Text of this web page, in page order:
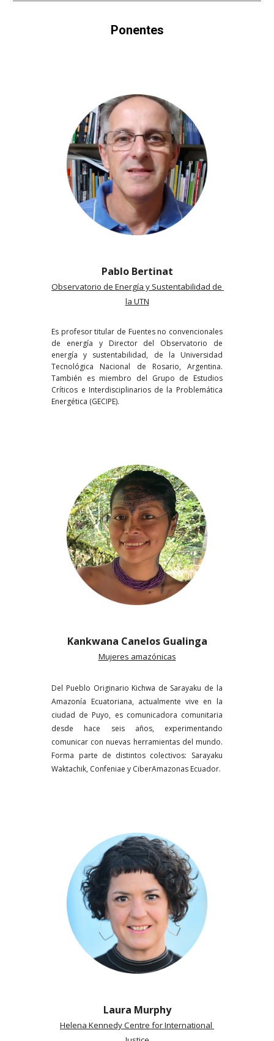
Ponentes
Pablo Bertinat
Observatorio de Energía y Sustentabilidad de
la UTN
Es profesor titular de Fuentes no convencionales
de energía y Director del Observatorio de
energía y sustentabilidad, de la Universidad
Tecnológica Nacional de Rosario, Argentina.
También es miembro del Grupo de Estudios
Críticos e Interdisciplinarios de la Problemática
Energética (GECIPE).
Kankwana Canelos Gualinga
Mujeres amazónicas
Del Pueblo Originario Kichwa de Sarayaku de la
Amazonía Ecuatoriana, actualmente vive en la
ciudad de Puyo, es comunicadora comunitaria
desde hace seis años, experimentando
comunicar con nuevas herramientas del mundo.
Forma parte de distintos colectivos: Sarayaku
Waktachik, Confeniae y CiberAmazonas Ecuador.
Laura Murphy
Helena Kennedy Centre for International